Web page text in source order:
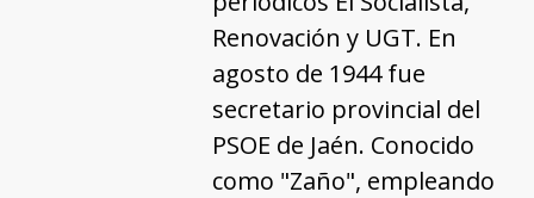
Renovación y UGT. En
agosto de 1944 fue
secretario provincial del
PSOE de Jaén. Conocido
como "Zaño", empleando